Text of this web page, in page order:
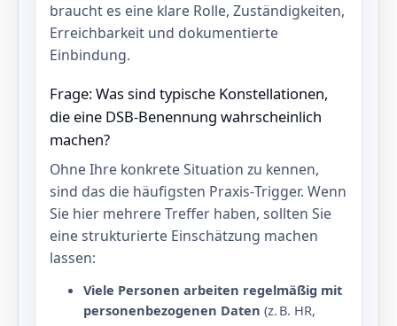
braucht es eine klare Rolle, Zuständigkeiten,
Erreichbarkeit und dokumentierte
Einbindung.
Frage: Was sind typische Konstellationen,
die eine DSB‑Benennung wahrscheinlich
machen?
Ohne Ihre konkrete Situation zu kennen,
sind das die häufigsten Praxis‑Trigger. Wenn
Sie hier mehrere Treffer haben, sollten Sie
eine strukturierte Einschätzung machen
lassen:
Viele Personen arbeiten regelmäßig mit
personenbezogenen Daten (z. B. HR,